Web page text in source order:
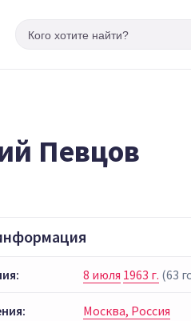
Певцов
8 июля 1963 г. (63
Москва, Россия